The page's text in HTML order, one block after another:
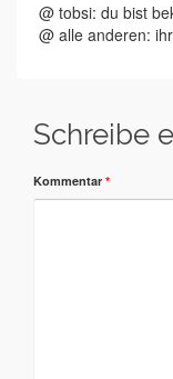
@ tobsi: du bist
@ alle anderen:
Schreibe
Kommentar *